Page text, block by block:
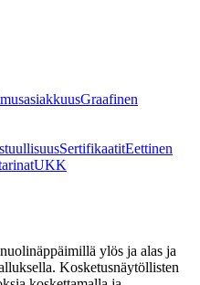
Graafinen
SertifikaatitEettinen
UKK
ylös ja alas ja
Kosketusnäytöllisten